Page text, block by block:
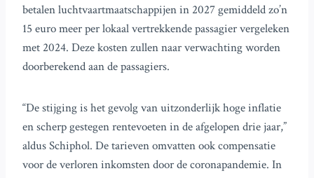
betalen luchtvaartmaatschappijen in 2027 gemiddeld zo’n
15 euro meer per lokaal vertrekkende passagier vergeleken
met 2024. Deze kosten zullen naar verwachting worden
doorberekend aan de passagiers.
“De stijging is het gevolg van uitzonderlijk hoge inflatie
en scherp gestegen rentevoeten in de afgelopen drie jaar,”
aldus Schiphol. De tarieven omvatten ook compensatie
voor de verloren inkomsten door de coronapandemie. In